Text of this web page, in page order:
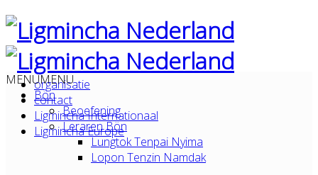
organisatie
contact
Ligmincha Internationaal
Ligmincha Europe
MENUMENU
Bön
Beoefening
Leraren Bön
Lungtok Tenpai Nyima
Lopon Tenzin Namdak